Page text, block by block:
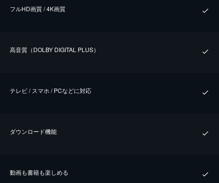
フルHD画質 / 4K画質
⾼⾳質（DOLBY DIGITAL PLUS）
テレビ / スマホ / PCなどに対応
ダウンロード機能
動画も書籍も楽しめる